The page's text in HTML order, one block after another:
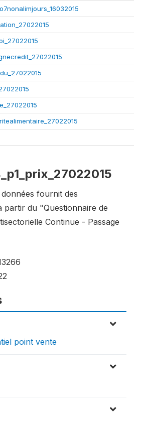
fournit des
partir du "Questionnaire de
Continue - Passage
point vente